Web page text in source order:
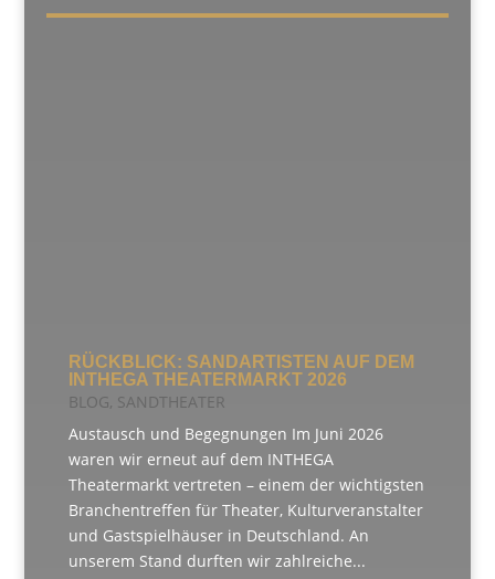
RÜCKBLICK: SANDARTISTEN AUF DEM
INTHEGA THEATERMARKT 2026
BLOG, SANDTHEATER
Austausch und Begegnungen Im Juni 2026
waren wir erneut auf dem INTHEGA
Theatermarkt vertreten – einem der wichtigsten
Branchentreffen für Theater, Kulturveranstalter
und Gastspielhäuser in Deutschland. An
unserem Stand durften wir zahlreiche...